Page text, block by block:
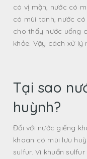
có vị mặn, nước có
có mùi tanh, nước
cho thấy nước uống
khỏe. Vậy cách xử lý
Tại sao
huỳnh?
Đối với nước giếng
khoan có mùi lưu
sulfur. Vi khuẩn